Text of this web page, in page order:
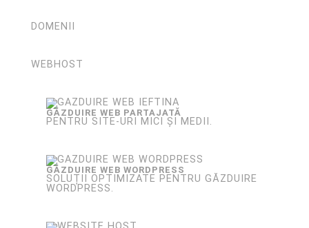
DOMENII
WEBHOST
GĂZDUIRE WEB PARTAJATĂ
PENTRU SITE-URI MICI ȘI MEDII.
GĂZDUIRE WEB WORDPRESS
SOLUȚII OPTIMIZATE PENTRU GĂZDUIRE
WORDPRESS.